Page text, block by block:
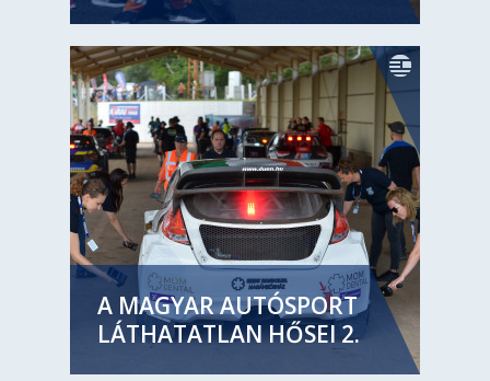
A MAGYAR AUTÓSPORT
LÁTHATATLAN HŐSEI 2.